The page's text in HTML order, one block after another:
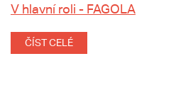
V hlavní roli - FAGOLA
ČÍST CELÉ